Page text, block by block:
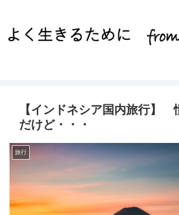
【インドネシア国内旅行】
だけど・・・
旅行